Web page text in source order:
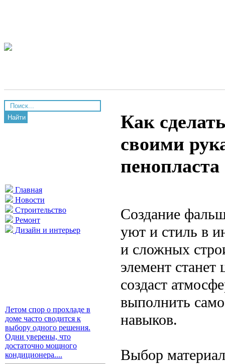
Найти
Главная
Новости
Строительство
Ремонт
Дизайн и интерьер
Летом спор о прохладе в
доме часто сводится к
выбору одного решения.
Одни уверены, что
достаточно мощного
кондиционера....
Как
своими
пенопласта
Создание
уют и стиль в
и сложных
элемент
создаст
выполнить
навыков.
Выбор